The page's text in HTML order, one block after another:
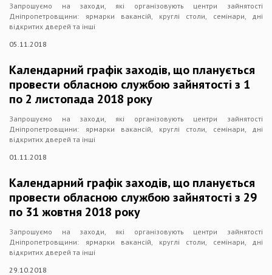
Запрошуємо на заходи, які організовують центри зайнятості
Дніпропетровщини: ярмарки вакансій, круглі столи, семінари, дні
відкритих дверей та інші
05.11.2018
Календарний графік заходів, що планується
провести обласною службою зайнятості з 1
по 2 листопада 2018 року
Запрошуємо на заходи, які організовують центри зайнятості
Дніпропетровщини: ярмарки вакансій, круглі столи, семінари, дні
відкритих дверей та інші
01.11.2018
Календарний графік заходів, що планується
провести обласною службою зайнятості з 29
по 31 жовтня 2018 року
Запрошуємо на заходи, які організовують центри зайнятості
Дніпропетровщини: ярмарки вакансій, круглі столи, семінари, дні
відкритих дверей та інші
29.10.2018